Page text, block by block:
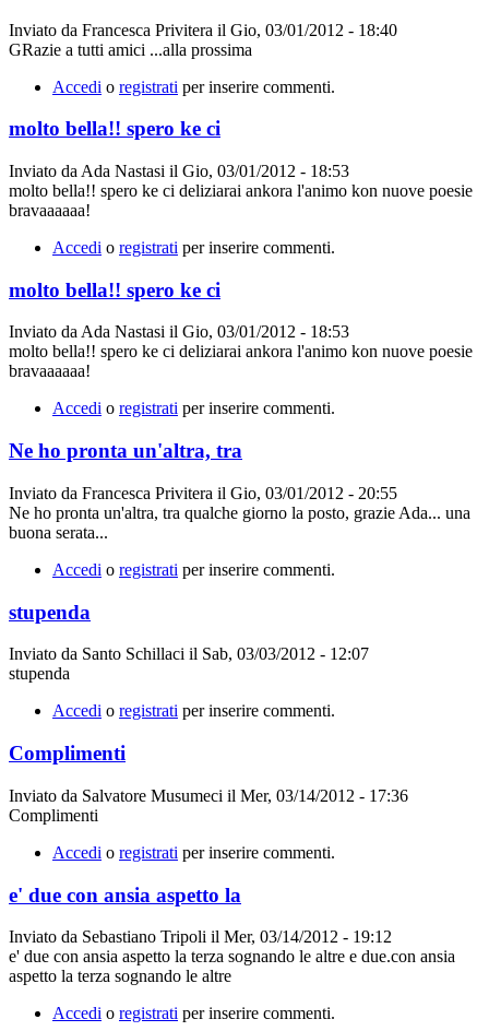
Inviato da Francesca Privitera il Gio, 03/01/2012 - 18:40
GRazie a tutti amici ...alla prossima
Accedi o registrati per inserire commenti.
molto bella!! spero ke ci
Inviato da Ada Nastasi il Gio, 03/01/2012 - 18:53
molto bella!! spero ke ci deliziarai ankora l'animo kon nuove poesie
bravaaaaaa!
Accedi o registrati per inserire commenti.
molto bella!! spero ke ci
Inviato daAda Nastasi il Gio, 03/01/2012 - 18:53
molto bella!! spero ke ci deliziarai ankora l'animo kon nuove poesie
bravaaaaaa!
Accedi o registrati per inserire commenti.
Ne ho pronta un'altra, tra
Inviato da Francesca Privitera il Gio, 03/01/2012 - 20:55
Ne ho pronta un'altra, tra qualche giorno la posto, grazie Ada... una
buona serata...
Accedi o registrati per inserire commenti.
stupenda
Inviato da Santo Schillaci il Sab, 03/03/2012 - 12:07
stupenda
Accedi o registrati per inserire commenti.
Complimenti
Inviato da Salvatore Musumeci il Mer, 03/14/2012 - 17:36
Complimenti
Accedi o registrati per inserire commenti.
e' due con ansia aspetto la
Inviato da Sebastiano Tripoli il Mer, 03/14/2012 - 19:12
e' due con ansia aspetto la terza sognando le altre e due.con ansia
aspetto la terza sognando le altre
Accedi o registrati per inserire commenti.